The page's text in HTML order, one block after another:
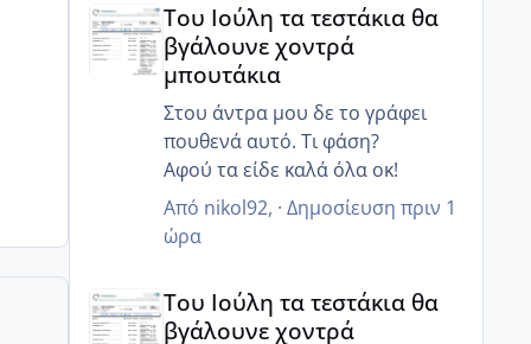
Του Ιούλη τα τεστάκια θα
βγάλουνε χοντρά
μπουτάκια
Στου άντρα μου δε το γράφει
πουθενά αυτό. Τι φάση?
Αφού τα είδε καλά όλα οκ!
Από nikol92, · Δημοσίευση πριν 1
ώρα
Του Ιούλη τα τεστάκια θα βγάλουνε χοντρά
Του Ιούλη τα τεστάκια θα
βγάλουνε χοντρά